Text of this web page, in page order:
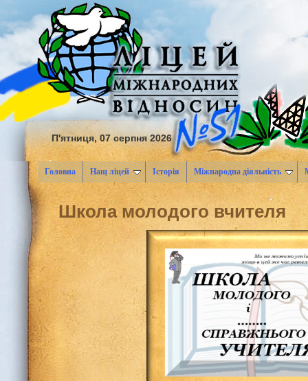
П'ятниця, 07 серпня 2026
Головна Наш ліцей Історія Міжнародна діяльність
Школа молодого вчителя